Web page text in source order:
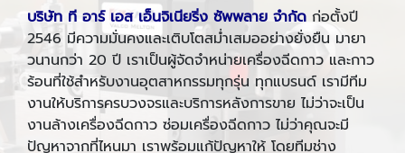
บริษัท ที อาร์ เอส เอ็นจิเนียริ่ง ซัพพลาย จำกัด ก่อตั้งปี
2546 มีความมั่นคงและเติบโตสม่ำเสมออย่างยั่งยืน มายา
วนานกว่า 20 ปี เราเป็นผู้จัดจำหน่ายเครื่องฉีดกาว และกาว
ร้อนที่ใช้สำหรับงานอุตสาหกรรมทุกรุ่น ทุกแบรนด์ เรามีทีม
งานให้บริการครบวงจรและบริการหลังการขาย ไม่ว่าจะเป็น
งานล้างเครื่องฉีดกาว ซ่อมเครื่องฉีดกาว ไม่ว่าคุณจะมี
ปัญหาจากที่ไหนมา เราพร้อมแก้ปัญหาให้ โดยทีมช่าง